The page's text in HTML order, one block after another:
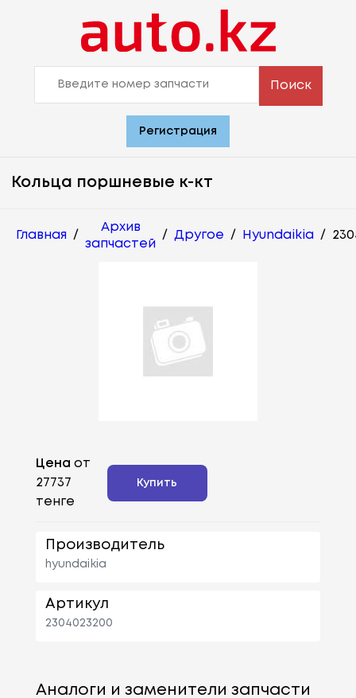
Поиск
Регистрация
Кольца поршневые к-кт
Главная /
Архив
запчастей
/ Другое / Hyundaikia /
Цена от
27737
тенге
Купить
Производитель
hyundaikia
Артикул
2304023200
Аналоги и заменители запчасти